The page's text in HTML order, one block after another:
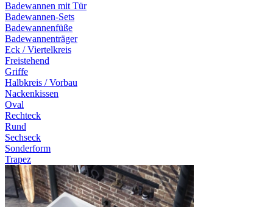
Badewannen mit Tür
Badewannen-Sets
Badewannenfüße
Badewannenträger
Eck / Viertelkreis
Freistehend
Griffe
Halbkreis / Vorbau
Nackenkissen
Oval
Rechteck
Rund
Sechseck
Sonderform
Trapez